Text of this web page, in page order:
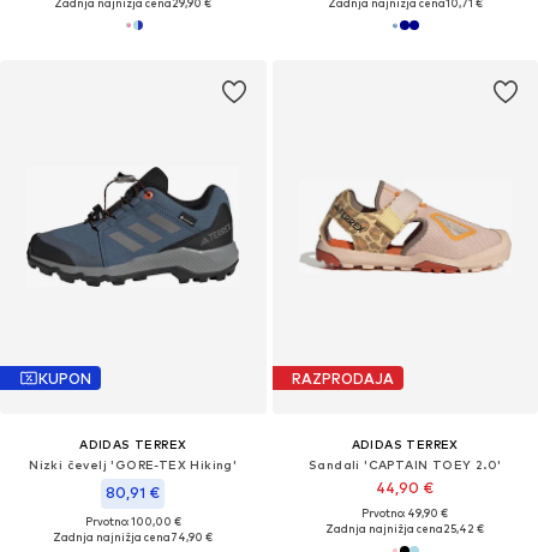
Zadnja najnižja cena29,90 € Zadnja najnižja cena10,71 €
KUPON
ADIDAS TERREX
Nizki čevelj 'GORE-TEX Hiking'
80,91 €
Prvotno: 100,00 €
Zadnja najnižja cena74,90 €
RAZPRODAJA
ADIDAS TERREX
Sandali 'CAPTAIN TOEY 2.0'
44,90 €
Prvotno: 49,90 €
Zadnja najnižja cena25,42 €